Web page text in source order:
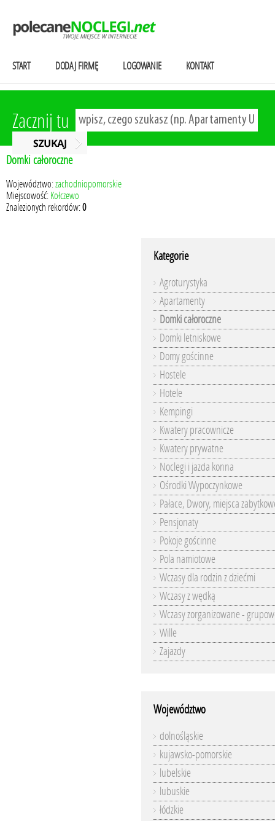
START DODAJ FIRMĘ LOGOWANIE KONTAKT
Zacznij tu
Domki całoroczne
Województwo:zachodniopomorskie
Miejscowość: Kołczewo
Znalezionych rekordów:0
Kategorie
Agroturystyka
Apartamenty
Domki całoroczne
Domki letniskowe
Domy gościnne
Hostele
Hotele
Kempingi
Kwatery pracownicze
Kwatery prywatne
Noclegi i jazda konna
Ośrodki Wypoczynkowe
Pałace, Dwory, miejsca
Pensjonaty
Pokoje gościnne
Pola namiotowe
Wczasy dla rodzin z dziećmi
Wczasy z wędką
Wczasy zorganizowane -
Wille
Zajazdy
Województwo
dolnośląskie
kujawsko-pomorskie
lubelskie
lubuskie
łódzkie